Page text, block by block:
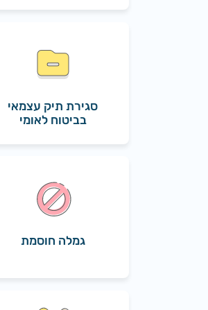
סגירת תיק עצמאי
בביטוח לאומי
גמלה חוסמת